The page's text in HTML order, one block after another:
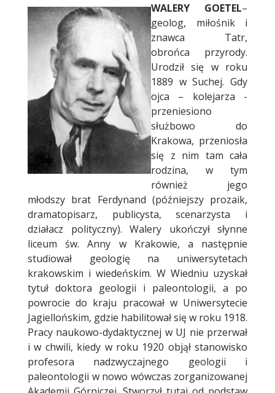
WALERY GOETEL–
geolog, miłośnik i
znawca Tatr,
obrońca przyrody.
Urodził się w roku
1889 w Suchej. Gdy
ojca – kolejarza -
przeniesiono
służbowo do
Krakowa, przeniosła
się z nim tam cała
rodzina, w tym
również jego
młodszy brat Ferdynand (późniejszy prozaik,
dramatopisarz, publicysta, scenarzysta i
działacz polityczny). Walery ukończył słynne
liceum św. Anny w Krakowie, a następnie
studiował geologię na uniwersytetach
krakowskim i wiedeńskim. W Wiedniu uzyskał
tytuł doktora geologii i paleontologii, a po
powrocie do kraju pracował w Uniwersytecie
Jagiellońskim, gdzie habilitował się w roku 1918.
Pracy naukowo-dydaktycznej w UJ nie przerwał
i w chwili, kiedy w roku 1920 objął stanowisko
profesora nadzwyczajnego geologii i
paleontologii w nowo wówczas zorganizowanej